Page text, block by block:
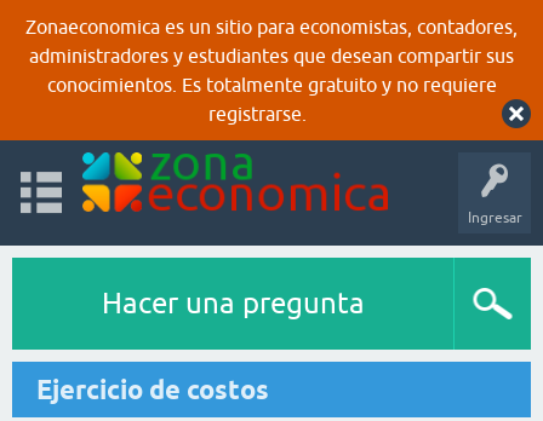
Zonaeconomica es un sitio para economistas, contadores,
administradores y estudiantes que desean compartir sus
conocimientos. Es totalmente gratuito y no requiere
registrarse.
Ingresar
Hacer una pregunta
Ejercicio de costos